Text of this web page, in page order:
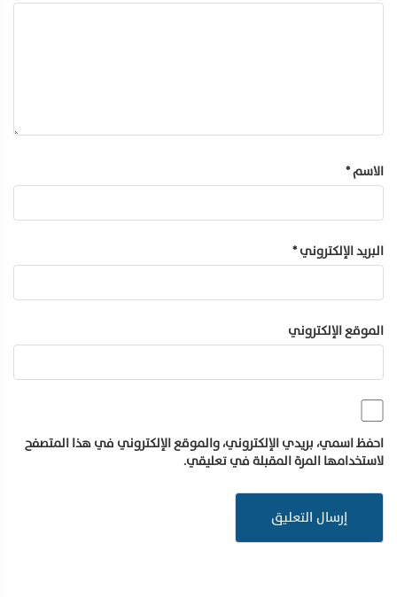
الاسم*
البريد الإلكتروني*
الموقع الإلكتروني
احفظ اسمي، بريدي الإلكتروني، والموقع الإلكتروني في هذا المتصفح
لاستخدامها المرة المقبلة في تعليقي.